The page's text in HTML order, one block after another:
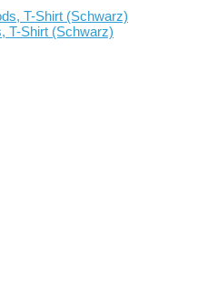
T-Shirt (Schwarz)